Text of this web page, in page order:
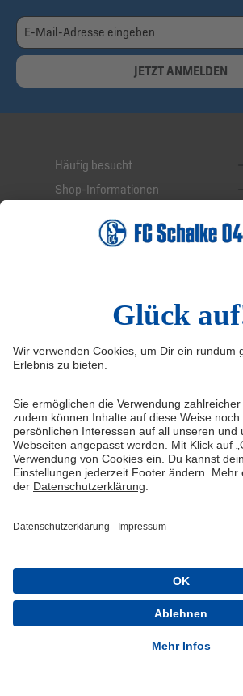
JETZT ANMELDEN
Häufig besucht
Shop-Informationen
Service-Hotline
Widerruf Vertrag widerrufen
Cookie-Einstellungen